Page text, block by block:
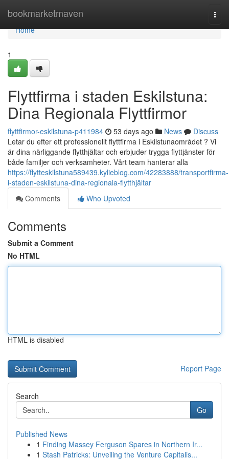
bookmarketmaven
Home
Home
1
Flyttfirma i staden Eskilstuna:
Dina Regionala Flyttfirmor
flyttfirmor-eskilstuna-p411984 53 days ago News
Discuss
Letar du efter ett professionellt flyttfirma i Eskilstunaområdet ? Vi
är dina närliggande flytthjältar och erbjuder trygga flyttjänster för
både familjer och verksamheter. Vårt team hanterar alla
https://flytteskilstuna589439.kylieblog.com/42283888/transportfirma-
i-staden-eskilstuna-dina-regionala-flytthjältar
Comments
Who Upvoted
Comments
Submit a Comment
No HTML
HTML is disabled
Report Page
Search
Go
Published News
1 Finding Massey Ferguson Spares in Northern Ir...
1 Stash Patricks: Unveiling the Venture Capitalis...